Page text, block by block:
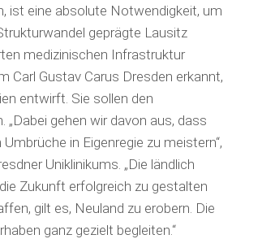
ist eine absolute Notwendigkeit, um
geprägte Lausitz
medizinischen Infra­struk­tur
Carl Gustav Carus Dresden erkannt,
entwirft. Sie sollen den
gehen wir davon aus, dass
in Eigenregie zu meistern“,
Uniklinikums. „Die ländlich
Zukunft erfolgreich zu gestalten
gilt es, Neuland zu erobern. Die
ganz gezielt begleiten.“